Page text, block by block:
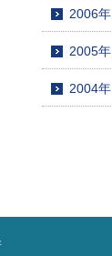
2006年
2005年
2004年